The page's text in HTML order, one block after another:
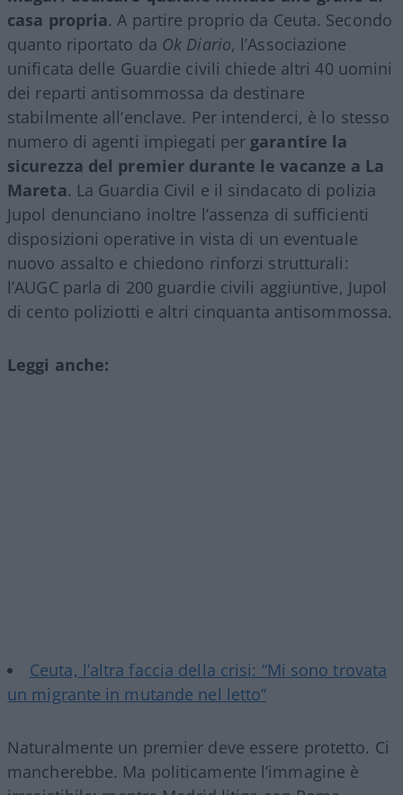
casa propria. A partire proprio da Ceuta. Secondo
quanto riportato da Ok Diario, l’Associazione
unificata delle Guardie civili chiede altri 40 uomini
dei reparti antisommossa da destinare
stabilmente all’enclave. Per intenderci, è lo stesso
numero di agenti impiegati per garantire la
sicurezza del premier durante le vacanze a La
Mareta. La Guardia Civil e il sindacato di polizia
Jupol denunciano inoltre l’assenza di sufficienti
disposizioni operative in vista di un eventuale
nuovo assalto e chiedono rinforzi strutturali:
l’AUGC parla di 200 guardie civili aggiuntive, Jupol
di cento poliziotti e altri cinquanta antisommossa.
Leggi anche:
Ceuta, l’altra faccia della crisi: “Mi sono trovata
un migrante in mutande nel letto”
Naturalmente un premier deve essere protetto. Ci
mancherebbe. Ma politicamente l’immagine è